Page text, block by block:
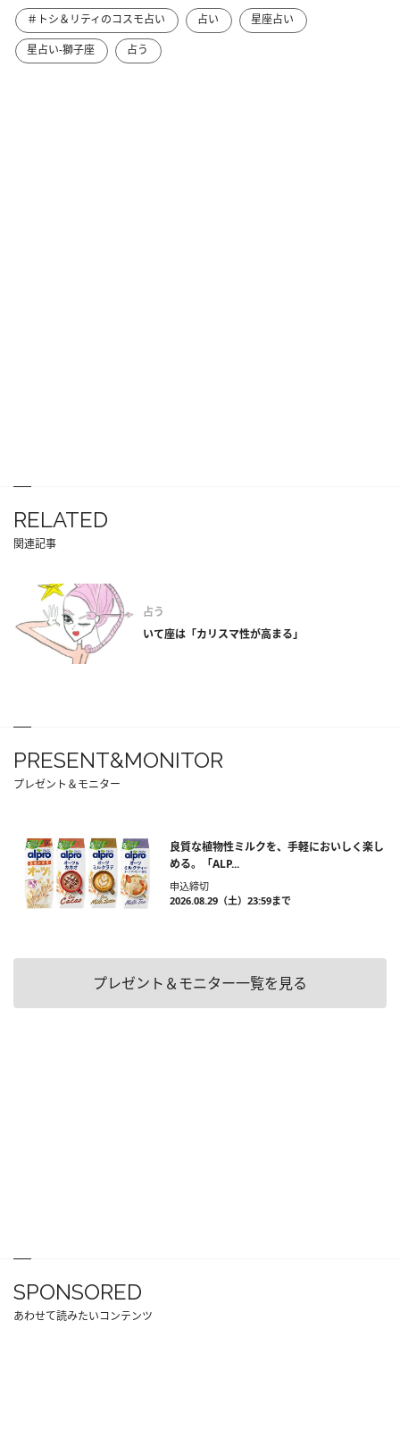
＃トシ＆リティのコスモ占い 占い
星座占い
星占い-獅子座
占う
RELATED
関連記事
占う
いて座は「カリスマ性が高まる」
PRESENT&MONITOR
プレゼント＆モニター
良質な植物性ミルクを、手軽においしく楽し
める。「ALP...
申込締切
2026.08.29（土）23:59まで
プレゼント＆モニター一覧を見る
SPONSORED
あわせて読みたいコンテンツ